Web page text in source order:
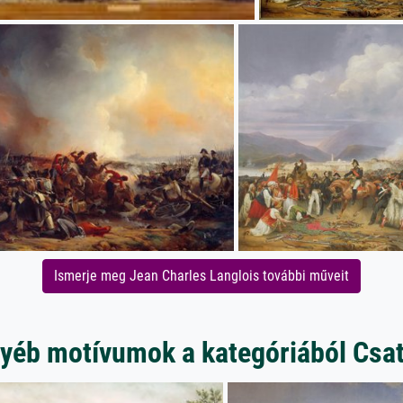
Ismerje meg Jean Charles Langlois további műveit
motívumok a kategóriából